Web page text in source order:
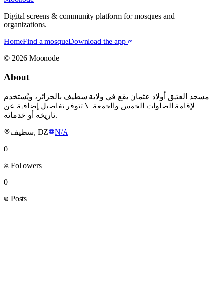
Digital screens & community platform for mosques and
organizations.
HomeFind a mosqueDownload the app
© 2026 Moonode
About
مسجد العتيق أولاد عثمان يقع في ولاية سطيف بالجزائر، ويُستخدم
لإقامة الصلوات الخمس والجمعة. لا تتوفر تفاصيل إضافية عن
تاريخه أو خدماته.
سطيف, DZ
N/A
0
Followers
0
Posts